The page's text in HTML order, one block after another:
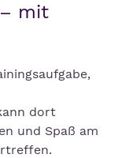
mit
dort
und Spaß am